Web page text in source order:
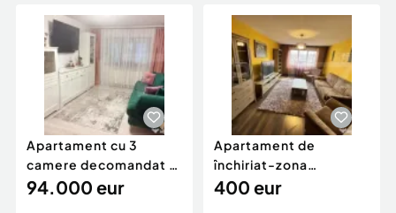
Servicii
Animale de companie
Afaceri și echipamente profesionale
Inchiriere Bunuri si Vehicule
Utilaje agricole si industriale
Piese auto si accesorii
Dacia Duster
Apartament cu 3
camere decomandat -
renovat - Bucovina -
94.000 eur
Apartament de
închiriat-zona
ultracentrală
400 eur